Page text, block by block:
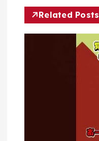
ー
シ
Related Posts